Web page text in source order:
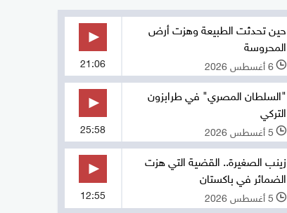
حين تحدثت الطبيعة وهزت أرض
المحروسة
l 6 أغسطس 2026 21:06
"السلطان المصري" في طرابزون
التركي
l 5 أغسطس 2026 25:58
زينب الصغيرة.. القضية التي هزت
الضمائر في باكستان
l 5 أغسطس 2026 12:55